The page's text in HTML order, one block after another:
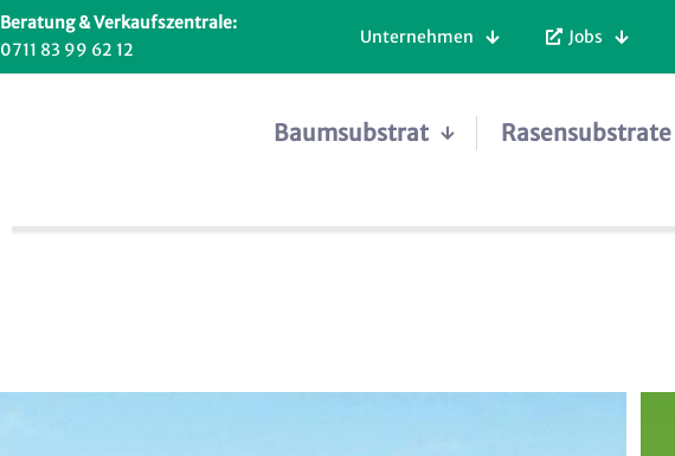
Beratung & Verkaufszentrale:
0711 83 99 62 12
Unternehmen Jobs
Baumsubstrat Rasensubstrate